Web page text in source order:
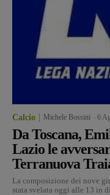
Calcio Michele Bossini 6
Da Toscana,
Lazio le
Terranuova
La composizione dei nove
stata svelata oggi alle 13 in